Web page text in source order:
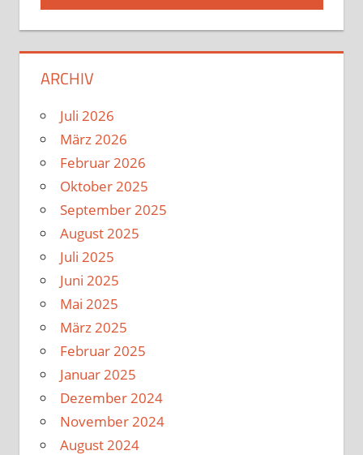
ARCHIV
Juli 2026
März 2026
Februar 2026
Oktober 2025
September 2025
August 2025
Juli 2025
Juni 2025
Mai 2025
März 2025
Februar 2025
Januar 2025
Dezember 2024
November 2024
August 2024